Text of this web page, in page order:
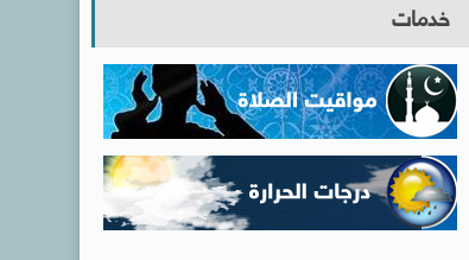
خدمات